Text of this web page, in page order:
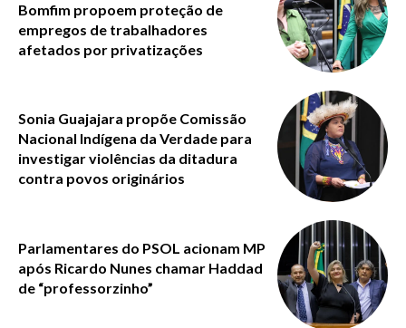
Bomfim propoem proteção de
empregos de trabalhadores
afetados por privatizações
Sonia Guajajara propõe Comissão
Nacional Indígena da Verdade para
investigar violências da ditadura
contra povos originários
Parlamentares do PSOL acionam MP
após Ricardo Nunes chamar Haddad
de “professorzinho”